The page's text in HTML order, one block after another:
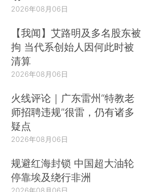
2026年08月06日
【我闻】艾路明及多名股东被
拘 当代系创始人因何此时被
清算
2026年08月06日
火线评论｜广东雷州“特教老
师招聘违规”很雷，仍有诸多
疑点
2026年08月06日
规避红海封锁 中国超大油轮
停靠埃及绕行非洲
2026年08月06日